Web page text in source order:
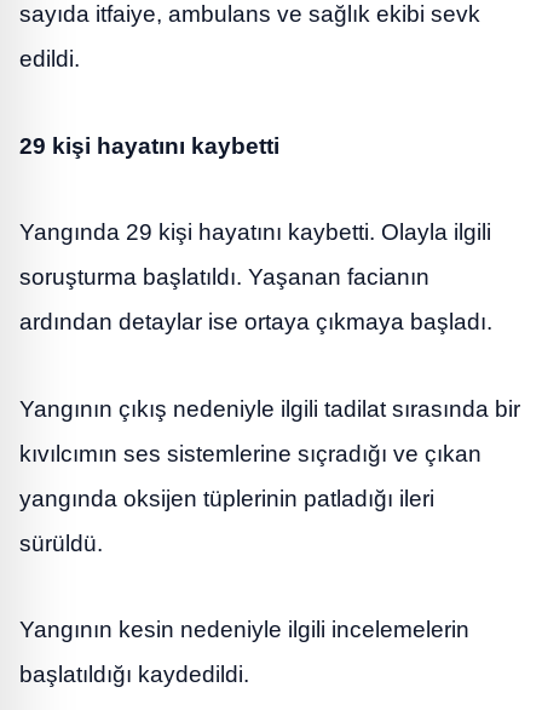
sayıda itfaiye, ambulans ve sağlık ekibi sevk
edildi.
29 kişi hayatını kaybetti
Yangında 29 kişi hayatını kaybetti. Olayla ilgili
soruşturma başlatıldı. Yaşanan facianın
ardından detaylar ise ortaya çıkmaya başladı.
Yangının çıkış nedeniyle ilgili tadilat sırasında bir
kıvılcımın ses sistemlerine sıçradığı ve çıkan
yangında oksijen tüplerinin patladığı ileri
sürüldü.
Yangının kesin nedeniyle ilgili incelemelerin
başlatıldığı kaydedildi.